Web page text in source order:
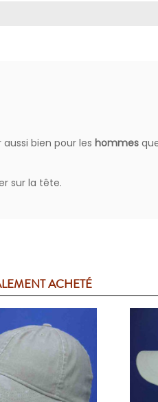
bien pour les hommes
sur la tête.
ACHETÉ